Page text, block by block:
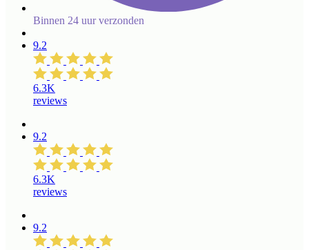
Binnen 24 uur verzonden
9.2
6.3K
reviews
9.2
6.3K
reviews
9.2